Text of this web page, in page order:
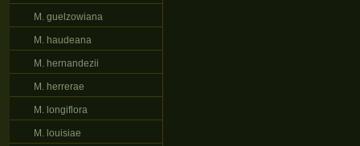
M. guelzowiana
M. haudeana
M. hernandezii
M. herrerae
M. longiflora
M. louisiae